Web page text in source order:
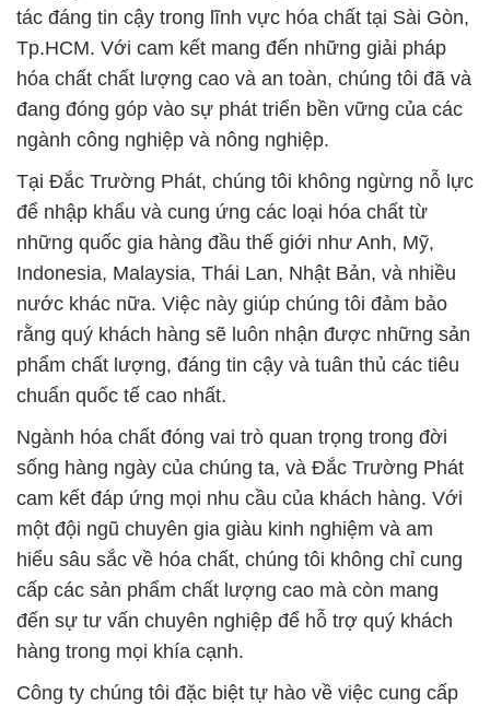
tác đáng tin cậy trong lĩnh vực hóa chất tại Sài Gòn,
Tp.HCM. Với cam kết mang đến những giải pháp
hóa chất chất lượng cao và an toàn, chúng tôi đã và
đang đóng góp vào sự phát triển bền vững của các
ngành công nghiệp và nông nghiệp.
Tại Đắc Trường Phát, chúng tôi không ngừng nỗ lực
để nhập khẩu và cung ứng các loại hóa chất từ
những quốc gia hàng đầu thế giới như Anh, Mỹ,
Indonesia, Malaysia, Thái Lan, Nhật Bản, và nhiều
nước khác nữa. Việc này giúp chúng tôi đảm bảo
rằng quý khách hàng sẽ luôn nhận được những sản
phẩm chất lượng, đáng tin cậy và tuân thủ các tiêu
chuẩn quốc tế cao nhất.
Ngành hóa chất đóng vai trò quan trọng trong đời
sống hàng ngày của chúng ta, và Đắc Trường Phát
cam kết đáp ứng mọi nhu cầu của khách hàng. Với
một đội ngũ chuyên gia giàu kinh nghiệm và am
hiểu sâu sắc về hóa chất, chúng tôi không chỉ cung
cấp các sản phẩm chất lượng cao mà còn mang
đến sự tư vấn chuyên nghiệp để hỗ trợ quý khách
hàng trong mọi khía cạnh.
Công ty chúng tôi đặc biệt tự hào về việc cung cấp